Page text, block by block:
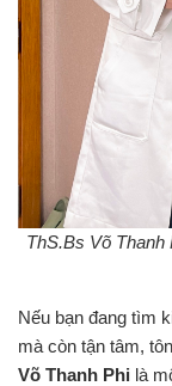
ThS.Bs Võ Thanh
Nếu bạn đang tìm
mà còn tận tâm,
Võ Thanh Phi là